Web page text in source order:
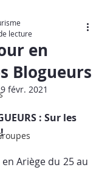
en
Blogueurs
lecture
févr. 2021
Ariège du 25 au